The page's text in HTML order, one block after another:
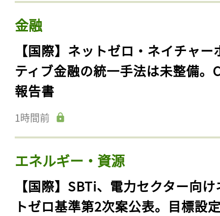
金融
【国際】ネットゼロ・ネイチャー
ティブ金融の統一手法は未整備。
報告書
1時間前
エネルギー・資源
【国際】SBTi、電力セクター向
トゼロ基準第2次案公表。目標設